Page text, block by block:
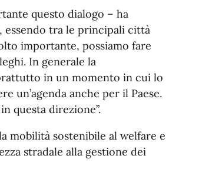
questo dialogo – ha
essendo tra le principali città
importante, possiamo fare
In generale la
in un momento in cui lo
un’agenda anche per il Paese.
questa direzione”.
mobilità sostenibile al welfare e
stradale alla gestione dei